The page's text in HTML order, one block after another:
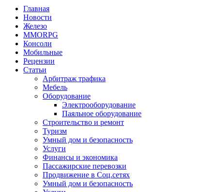
Главная
Новости
Железо
MMORPG
Консоли
Мобильные
Рецензии
Статьи
Арбитраж трафика
Мебель
Оборудование
Электрооборудование
Паяльное оборудование
Строительство и ремонт
Туризм
Умный дом и безопасность
Услуги
Финансы и экономика
Пассажирские перевозки
Продвижение в Соц.сетях
Умный дом и безопасность